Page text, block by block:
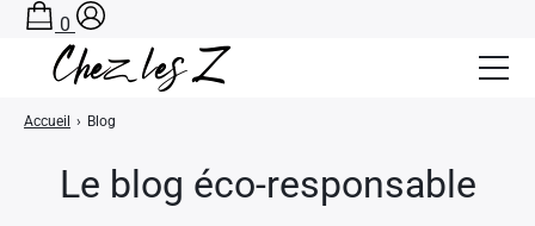
Le blog éco-responsable
Accueil › Blog
0
Salle de Bain Zéro Déchet
Cuisine Zéro Déchet